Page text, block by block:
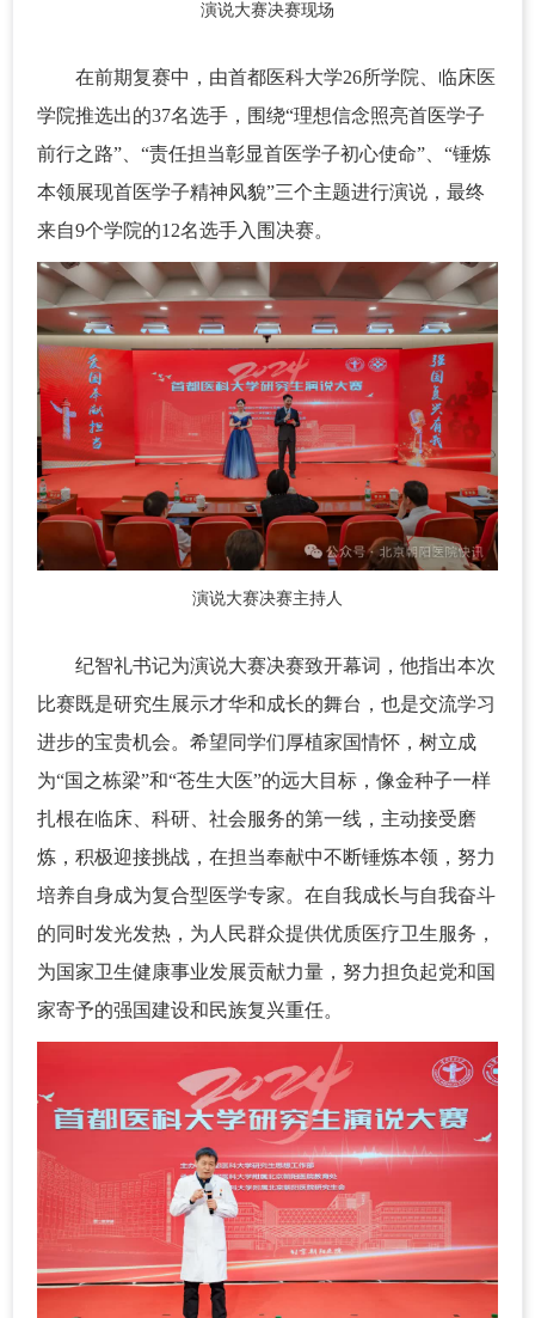
演说大赛决赛现场
在前期复赛中，由首都医科大学26所学院、临床医
学院推选出的37名选手，围绕“理想信念照亮首医学子
前行之路”、“责任担当彰显首医学子初心使命”、“锤炼
本领展现首医学子精神风貌”三个主题进行演说，最终
来自9个学院的12名选手入围决赛。
演说大赛决赛主持人
纪智礼书记为演说大赛决赛致开幕词，他指出本次
比赛既是研究生展示才华和成长的舞台，也是交流学习
进步的宝贵机会。希望同学们厚植家国情怀，树立成
为“国之栋梁”和“苍生大医”的远大目标，像金种子一样
扎根在临床、科研、社会服务的第一线，主动接受磨
炼，积极迎接挑战，在担当奉献中不断锤炼本领，努力
培养自身成为复合型医学专家。在自我成长与自我奋斗
的同时发光发热，为人民群众提供优质医疗卫生服务，
为国家卫生健康事业发展贡献力量，努力担负起党和国
家寄予的强国建设和民族复兴重任。